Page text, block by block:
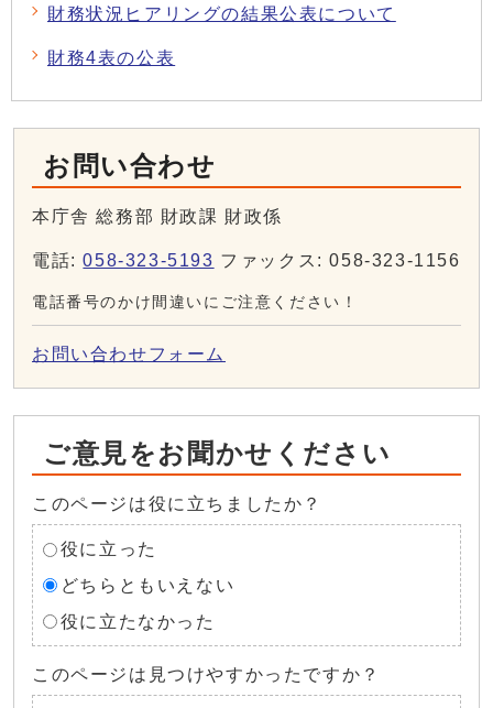
財務状況ヒアリングの結果公表について
財務4表の公表
お問い合わせ
本庁舎 総務部 財政課 財政係
電話:058-323-5193 ファックス: 058-323-1156
電話番号のかけ間違いにご注意ください！
お問い合わせフォーム
ご意見をお聞かせください
このページは役に立ちましたか？
役に立った
どちらともいえない
役に立たなかった
このページは見つけやすかったですか？